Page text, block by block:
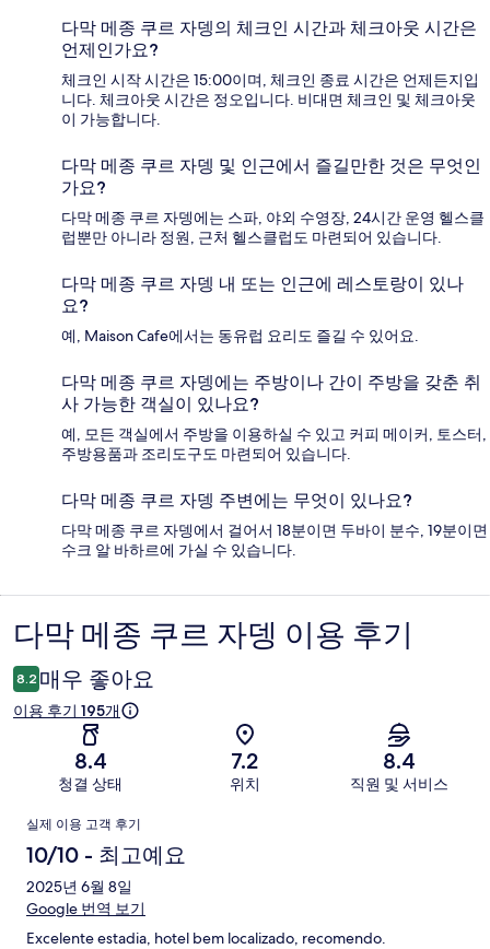
다막 메종 쿠르 자뎅의 체크인 시간과 체크아웃 시간은
언제인가요?
체크인 시작 시간은 15:00이며, 체크인 종료 시간은 언제든지입
니다. 체크아웃 시간은 정오입니다. 비대면 체크인 및 체크아웃
이 가능합니다.
다막 메종 쿠르 자뎅 및 인근에서 즐길만한 것은 무엇인
가요?
다막 메종 쿠르 자뎅에는 스파, 야외 수영장, 24시간 운영 헬스클
럽뿐만 아니라 정원, 근처 헬스클럽도 마련되어 있습니다.
다막 메종 쿠르 자뎅 내 또는 인근에 레스토랑이 있나
요?
예, Maison Cafe에서는 동유럽 요리도 즐길 수 있어요.
다막 메종 쿠르 자뎅에는 주방이나 간이 주방을 갖춘 취
사 가능한 객실이 있나요?
예, 모든 객실에서 주방을 이용하실 수 있고 커피 메이커, 토스터,
주방용품과 조리도구도 마련되어 있습니다.
다막 메종 쿠르 자뎅 주변에는 무엇이 있나요?
다막 메종 쿠르 자뎅에서 걸어서 18분이면 두바이 분수, 19분이면
수크 알 바하르에 가실 수 있습니다.
이
용
후
다막 메종 쿠르 자뎅 이용 후기
8.2 매우 좋아요
이용 후기 195개
8.4
청결 상태
7.2
위치
8.4
직원 및 서비스
이
용
후
기
실제 이용 고객 후기
10/10 - 최고예요
2025년 6월 8일
Google 번역 보기
Excelente estadia, hotel bem localizado, recomendo.